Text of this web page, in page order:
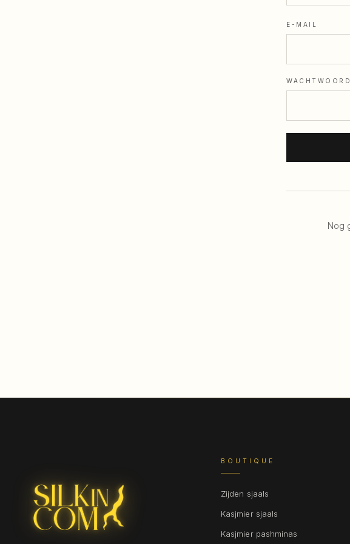
E-MAIL
WACHTWOORD
Nog
BOUTIQUE
Zijden sjaals
Kasjmier sjaals
Kasjmier pashminas